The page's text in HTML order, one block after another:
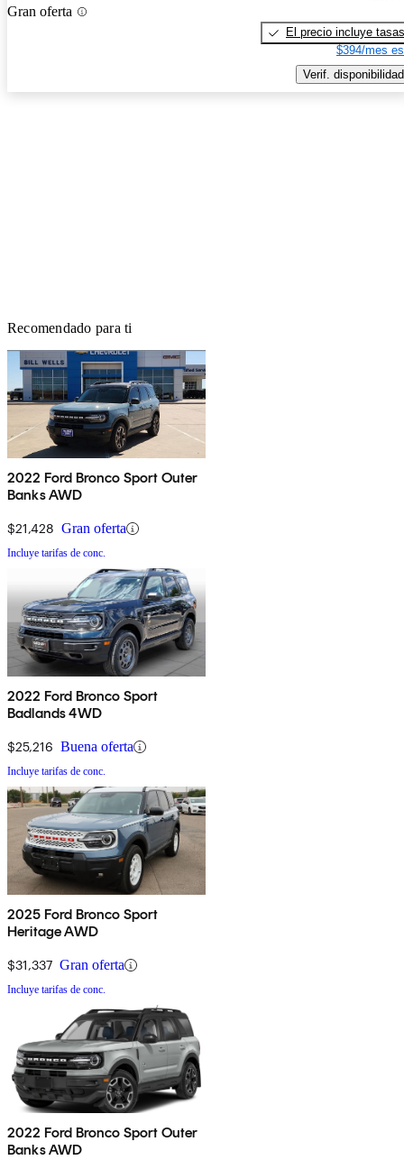
Gran oferta
El precio incluye tasas
$394/mes
Verif. disponibilidad
Recomendado para ti
2022 Ford Bronco Sport Outer
Banks AWD
$21,428 Gran oferta
Incluye tarifas de conc.
2022 Ford Bronco Sport
Badlands 4WD
$25,216 Buena oferta
Incluye tarifas de conc.
2025 Ford Bronco Sport
Heritage AWD
$31,337 Gran oferta
Incluye tarifas de conc.
2022 Ford Bronco Sport Outer
Banks AWD